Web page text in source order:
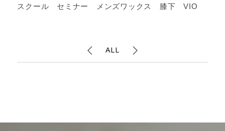
スクール セミナー メンズワックス 膝下 VIO
ALL